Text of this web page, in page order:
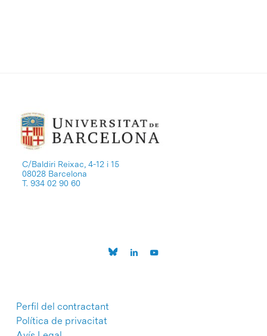
C/Baldiri Reixac, 4-12 i 15
08028 Barcelona
T. 934 02 90 60
Perfil del contractant
Política de privacitat